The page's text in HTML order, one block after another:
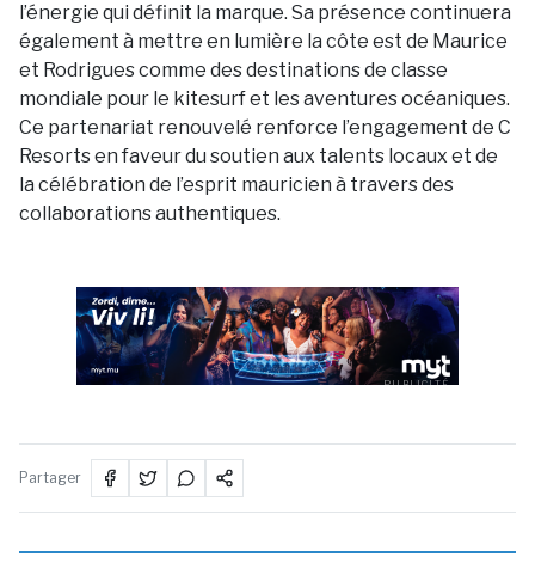
l’énergie qui définit la marque. Sa présence continuera
également à mettre en lumière la côte est de Maurice
et Rodrigues comme des destinations de classe
mondiale pour le kitesurf et les aventures océaniques.
Ce partenariat renouvelé renforce l’engagement de C
Resorts en faveur du soutien aux talents locaux et de
la célébration de l’esprit mauricien à travers des
collaborations authentiques.
PUBLICITÉ
Partager